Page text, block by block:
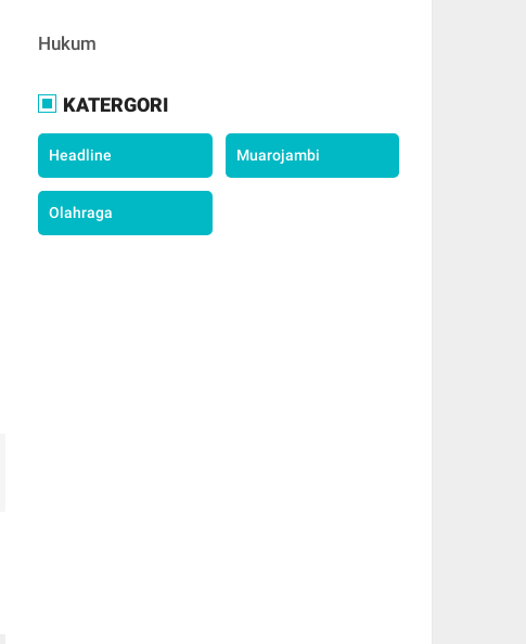
Hukum
KATERGORI
Headline Muarojambi
Olahraga